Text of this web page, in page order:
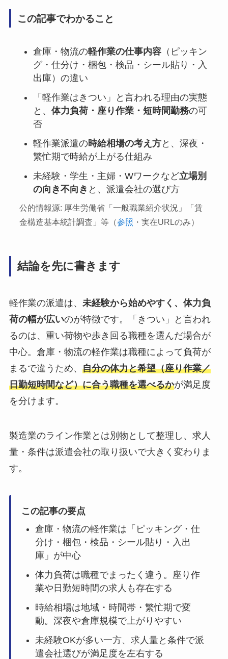
この記事でわかること
倉庫・物流の軽作業の仕事内容（ピッキン
グ・仕分け・梱包・検品・シール貼り・入
出庫）の違い
「軽作業はきつい」と言われる理由の実態
と、 体力負荷・座り作業・短時間勤務の可
否
軽作業派遣の時給相場の考え方と、深夜・
繁忙期で時給が上がる仕組み
未経験・学生・主婦・Wワークなど立場別
の向き不向き と、派遣会社の選び方
公的情報源: 厚生労働省「一般職業紹介状況」「賃
金構造基本統計調査」等（参照 ・実在URLのみ）
結論を先に書きます
軽作業の派遣は、 未経験から始めやすく、体力負
荷の幅が広いのが特徴です。「きつい」と言われ
るのは、重い荷物や歩き回る職種を選んだ場合が
中心。倉庫・物流の軽作業は職種によって負荷が
まるで違うため、 自分の体力と希望（座り作業／
日勤短時間など）に合う職種を選べるかが満足度
を分けます。
製造業のライン作業とは別物として整理し、求人
量・条件は派遣会社の取り扱いで大きく変わりま
す。
この記事の要点
倉庫・物流の軽作業は「ピッキング・仕
分け・梱包・検品・シール貼り・入出
庫」が中心
体力負荷は職種でまったく違う。座り作
業や日勤短時間の求人も存在する
時給相場は地域・時間帯・繁忙期で変
動。深夜や倉庫規模で上がりやすい
未経験OKが多い一方、求人量と条件で派
遣会社選びが満足度を左右する